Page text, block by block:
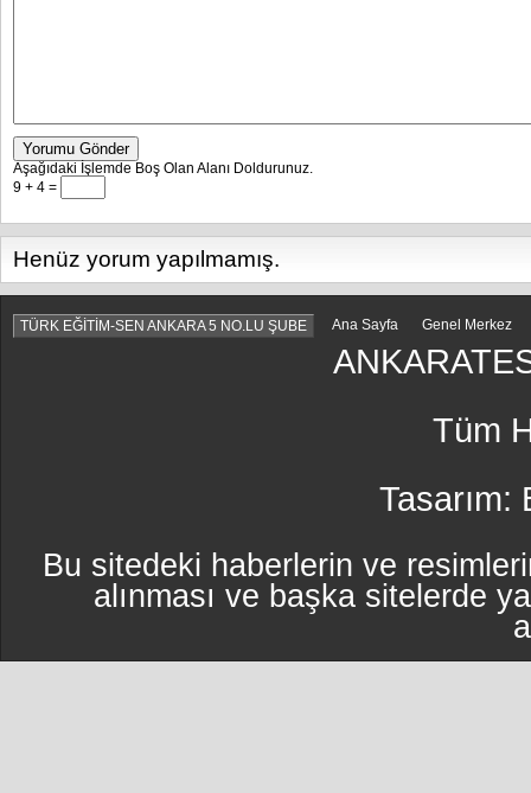
Yorumu Gönder
Aşağıdaki İşlemde Boş Olan Alanı Doldurunuz.
9 + 4 =
Henüz yorum yapılmamış.
TÜRK EĞİTİM-SEN ANKARA 5 NO.LU ŞUBE Ana Sayfa Genel Merkez
Tüm
Tasarım:
Bu sitedeki haberlerin ve
alınması ve başka sitelerde